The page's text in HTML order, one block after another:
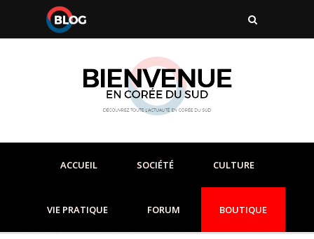
ACCUEIL SOCIÉTÉ CULTURE
VIE PRATIQUE FORUM BOUTIQUE